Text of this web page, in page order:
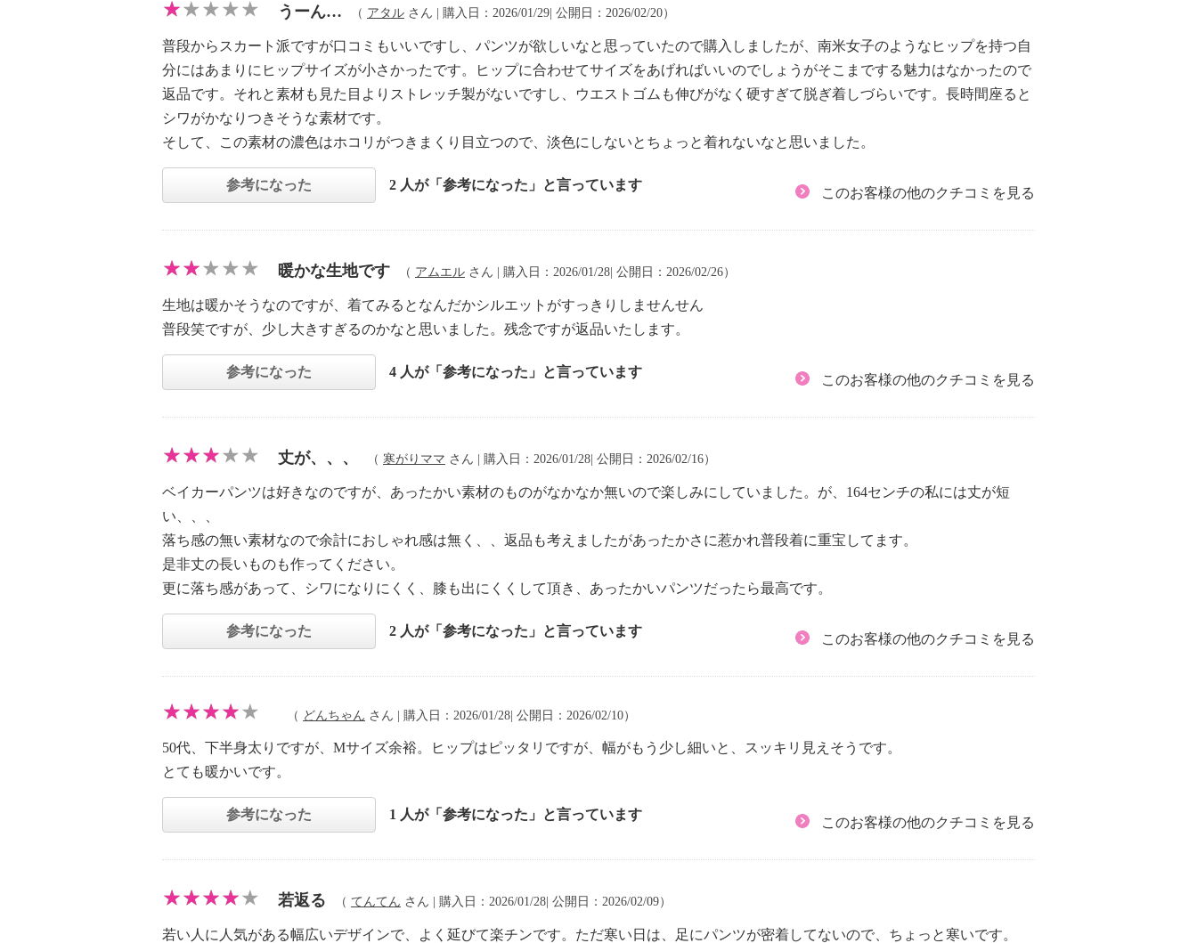
うーん… （ アタル さん | 購入日：2026/01/29| 公開日：2026/02/20）
普段からスカート派ですが口コミもいいですし、パンツが欲しいなと思っていたので購入しましたが、南米女子のようなヒップを持つ自
分にはあまりにヒップサイズが小さかったです。ヒップに合わせてサイズをあげればいいのでしょうがそこまでする魅力はなかったので
返品です。それと素材も見た目よりストレッチ製がないですし、ウエストゴムも伸びがなく硬すぎて脱ぎ着しづらいです。長時間座ると
シワがかなりつきそうな素材です。
そして、この素材の濃色はホコリがつきまくり目立つので、淡色にしないとちょっと着れないなと思いました。
参考になった 2 人が「参考になった」と言っています
このお客様の他のクチコミを見る
暖かな生地です （ アムエル さん | 購入日：2026/01/28| 公開日：2026/02/26）
生地は暖かそうなのですが、着てみるとなんだかシルエットがすっきりしませんせん
普段笑ですが、少し大きすぎるのかなと思いました。残念ですが返品いたします。
参考になった 4 人が「参考になった」と言っています
このお客様の他のクチコミを見る
丈が、、、 （ 寒がりママ さん | 購入日：2026/01/28| 公開日：2026/02/16）
ベイカーパンツは好きなのですが、あったかい素材のものがなかなか無いので楽しみにしていました。が、164センチの私には丈が短
い、、、
落ち感の無い素材なので余計におしゃれ感は無く、、返品も考えましたがあったかさに惹かれ普段着に重宝してます。
是非丈の長いものも作ってください。
更に落ち感があって、シワになりにくく、膝も出にくくして頂き、あったかいパンツだったら最高です。
参考になった 2 人が「参考になった」と言っています
このお客様の他のクチコミを見る
（ どんちゃん さん | 購入日：2026/01/28| 公開日：2026/02/10）
50代、下半身太りですが、Мサイズ余裕。ヒップはピッタリですが、幅がもう少し細いと、スッキリ見えそうです。
とても暖かいです。
参考になった 1 人が「参考になった」と言っています
このお客様の他のクチコミを見る
若返る （ てんてん さん | 購入日：2026/01/28| 公開日：2026/02/09）
若い人に人気がある幅広いデザインで、よく延びて楽チンです。ただ寒い日は、足にパンツが密着してないので、ちょっと寒いです。